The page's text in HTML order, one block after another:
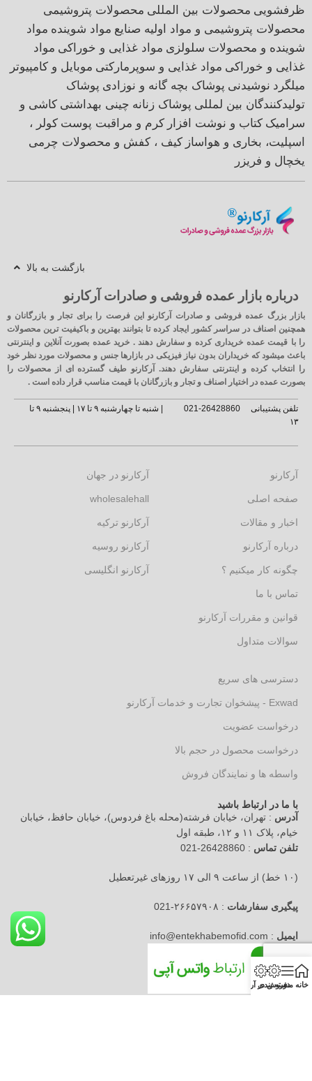
ظرفشویی محصولات بین المللی محصولات پتروشیمی
محصولات پتروشیمی و مواد اولیه صنایع مواد شوینده مواد
شوینده و محصولات سلولزی مواد غذایی و خوراکی مواد
غذایی و خوراکی مواد غذایی و سوپرمارکتی موبایل و کامپیوتر
میلگرد نوشیدنی پوشاک بچه گانه و نوزادی پوشاک
تولیدکنندگان بین لمللی پوشاک زنانه چینی بهداشتی کاشی و
سرامیک کتاب و نوشت افزار کرم و مراقبت پوست کولر ،
اسپلیت، بخاری و هواساز کیف ، کفش و محصولات چرمی
یخچال و فریزر
بازگشت به بالا
درباره بازار عمده فروشی و صادرات آرکارنو
بازار بزرگ عمده فروشی و صادرات آرکارنو این فرصت را برای تجار و بازرگانان و
همچنین اصناف در سراسر کشور ایجاد کرده تا بتوانند بهترین و باکیفیت ترین محصولات
را با قیمت عمده خریداری کرده و سفارش دهند . خرید عمده بصورت آنلاین و اینترنتی
باعث میشود که خریداران بدون نیاز فیزیکی در بازارها جنس و محصولات مورد نظر خود
را انتخاب کرده و اینترنتی سفارش دهند. آرکارنو طیف گسترده ای از محصولات را
بصورت عمده در اختیار اصناف و تجار و بازرگانان با قیمت مناسب قرار داده است .
تلفن پشتیبانی 26428860-021
| شنبه تا چهارشنبه ۹ تا ۱۷ | پنجشنبه ۹ تا
۱۳
آرکارنو
صفحه اصلی
اخبار و مقالات
درباره آرکارنو
چگونه کار میکنیم ؟
تماس با ما
قوانین و مقررات آرکارنو
سوالات متداول
آرکارنو در جهان
wholesalehall
آرکارنو ترکیه
آرکارنو روسیه
آرکارنو انگلیسی
دسترسی های سریع
Exwad - پیشخوان تجارت و خدمات آرکارنو
درخواست عضویت
درخواست محصول در حجم بالا
واسطه ها و نمایندگان فروش
با ما در ارتباط باشید
آدرس : تهران، خیابان فرشته(محله باغ فردوس)، خیابان حافظ، خیابان
خیام، پلاک ۱۱ و ۱۲، طبقه اول
تلفن تماس : 26428860-021
(۱۰ خط) از ساعت ۹ الی ۱۷ روزهای غیرتعطیل
پیگیری سفارشات : ۲۶۶۵۷۹۰۸-021
ایمیل : info@entekhabemofid.com
خانه منو
دسته بندی
فروش در آرکارنو